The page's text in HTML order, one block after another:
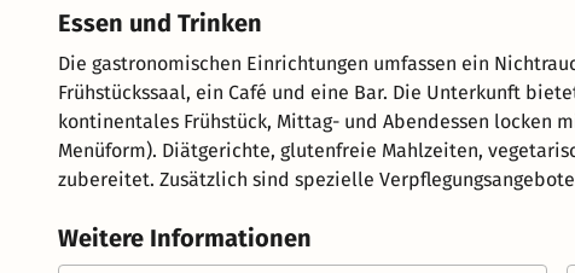
Essen und Trinken
Die gastronomischen Einrichtungen umfassen ein
Frühstückssaal, ein Café und eine Bar. Die Unterkunft
kontinentales Frühstück, Mittag- und Abendessen locken
Menüform). Diätgerichte, glutenfreie Mahlzeiten,
zubereitet. Zusätzlich sind spezielle
Weitere Informationen